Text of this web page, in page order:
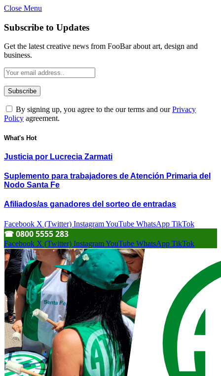
Close Menu
Subscribe to Updates
Get the latest creative news from FooBar about art, design and
business.
By signing up, you agree to the our terms and ourPrivacy
Policy agreement.
What's Hot
Justicia por Lucrecia Zarmati
Suplemento para trabajadores de Atención Primaria del
Nodo Santa Fe
Afiliados/as ganadores del sorteo de entradas
Facebook X (Twitter) InstagramYouTube WhatsApp TikTok
☎︎ 0800 5555 283
Facebook X (Twitter) InstagramYouTube WhatsApp TikTok